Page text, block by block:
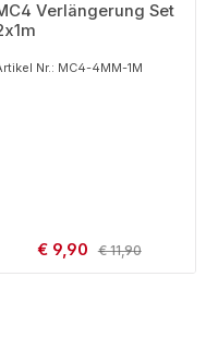
Verlängerung Set
Nr.: MC4-4MM-1M
Verkaufspreis:
€ 9,90 Regulärer Preis:
€ 11,90